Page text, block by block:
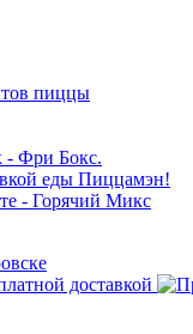
пиццы
- Фри Бокс.
еды Пиццамэн!
- Горячий Микс